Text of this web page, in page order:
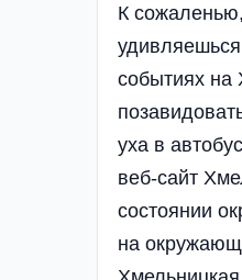
К
событиях на
уха в
веб-сайт
состоянии
на